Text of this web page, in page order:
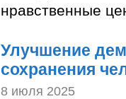
нравственные
Улучшение
сохранения
8 июля 2025